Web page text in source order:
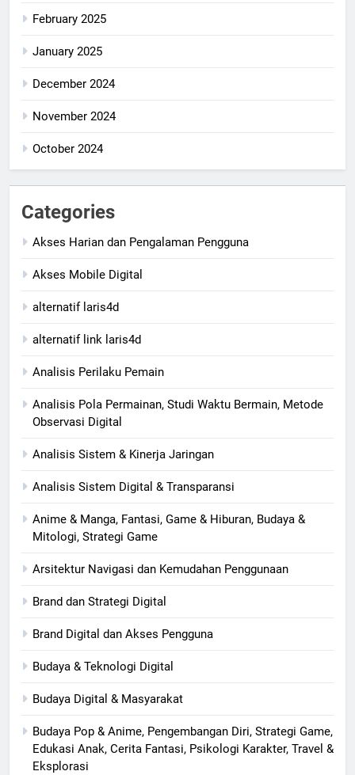
February 2025
January 2025
December 2024
November 2024
October 2024
Categories
Akses Harian dan Pengalaman Pengguna
Akses Mobile Digital
alternatif laris4d
alternatif link laris4d
Analisis Perilaku Pemain
Analisis Pola Permainan, Studi Waktu Bermain, Metode
Observasi Digital
Analisis Sistem & Kinerja Jaringan
Analisis Sistem Digital & Transparansi
Anime & Manga, Fantasi, Game & Hiburan, Budaya &
Mitologi, Strategi Game
Arsitektur Navigasi dan Kemudahan Penggunaan
Brand dan Strategi Digital
Brand Digital dan Akses Pengguna
Budaya & Teknologi Digital
Budaya Digital & Masyarakat
Budaya Pop & Anime, Pengembangan Diri, Strategi Game,
Edukasi Anak, Cerita Fantasi, Psikologi Karakter, Travel &
Eksplorasi